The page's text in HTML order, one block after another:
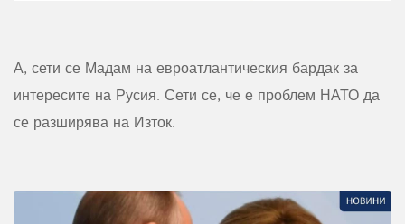
А, сети се Мадам на евроатлантическия бардак за
интересите на Русия. Сети се, че е проблем НАТО да
се разширява на Изток.